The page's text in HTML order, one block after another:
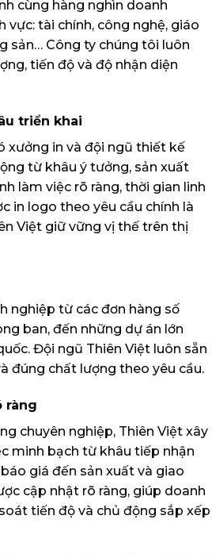
cùng hàng nghìn doanh
vực: tài chính, công nghệ, giáo
sản… Công ty chúng tôi luôn
tiến độ và độ nhận diện
triển khai
xưởng in và đội ngũ thiết kế
từ khâu ý tưởng, sản xuất
làm việc rõ ràng, thời gian linh
in logo theo yêu cầu chính là
Việt giữ vững vị thế trên thị
nghiệp từ các đơn hàng số
ban, đến những dự án lớn
Đội ngũ Thiên Việt luôn sẵn
đúng chất lượng theo yêu cầu.
ràng
chuyên nghiệp, Thiên Việt xây
minh bạch từ khâu tiếp nhận
giá đến sản xuất và giao
cập nhật rõ ràng, giúp doanh
tiến độ và chủ động sắp xếp